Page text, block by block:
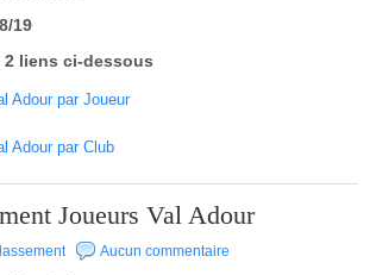
19
liens ci-dessous
Adour par Joueur
Adour par Club
Joueurs Val Adour
Aucun commentaire